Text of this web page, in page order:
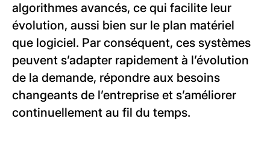
algorithmes avancés, ce qui facilite leur
évolution, aussi bien sur le plan matériel
que logiciel. Par conséquent, ces systèmes
peuvent s’adapter rapidement à l’évolution
de la demande, répondre aux besoins
changeants de l’entreprise et s’améliorer
continuellement au fil du temps.